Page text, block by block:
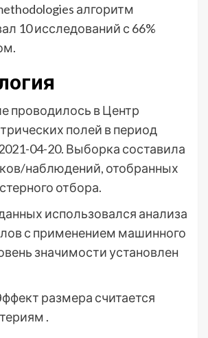
алгоритм
10 исследований с 66%
проводилось в Центр
полей в период
04-20. Выборка составила
наблюдений, отобранных
отбора.
использовался анализа
с применением машинного
значимости установлен
размера считается
.